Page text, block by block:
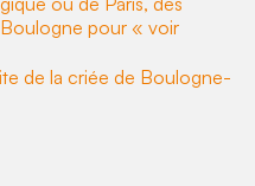
pour « voir
de la criée de Boulogne-